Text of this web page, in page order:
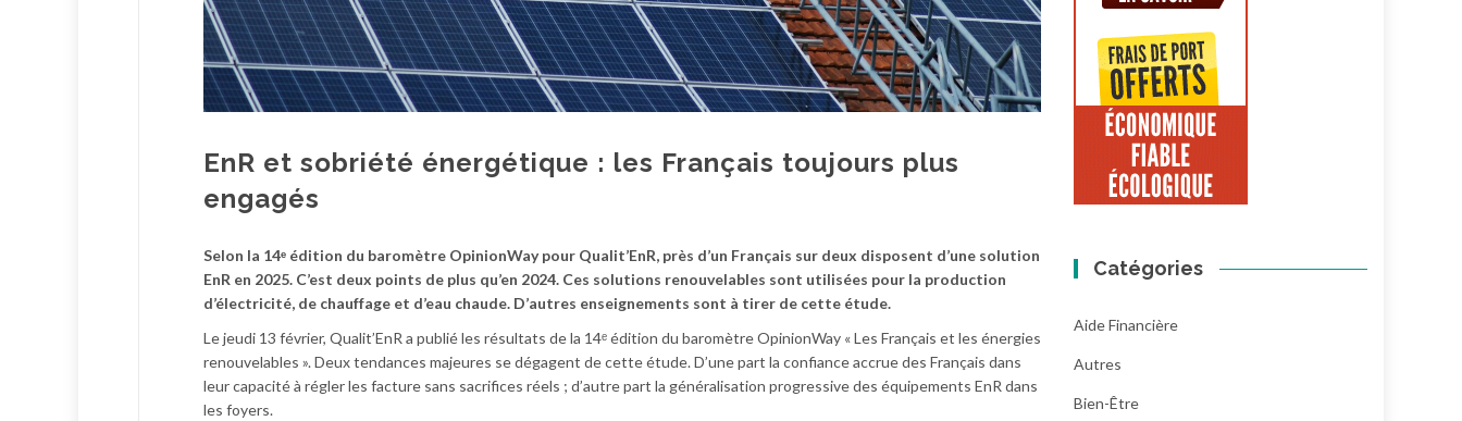
EnR et sobriété énergétique : les Français toujours plus
engagés
Selon la 14ᵉ édition du baromètre OpinionWay pour Qualit’EnR, près d’un Français sur deux disposent d’une solution
EnR en 2025. C’est deux points de plus qu’en 2024. Ces solutions renouvelables sont utilisées pour la production
d’électricité, de chauffage et d’eau chaude. D’autres enseignements sont à tirer de cette étude.
Le jeudi 13 février, Qualit’EnR a publié les résultats de la 14ᵉ édition du baromètre OpinionWay « Les Français et les énergies
renouvelables ». Deux tendances majeures se dégagent de cette étude. D’une part la confiance accrue des Français dans
leur capacité à régler les facture sans sacrifices réels ; d’autre part la généralisation progressive des équipements EnR dans
les foyers.
Catégories
Aide Financière
Autres
Bien-Être